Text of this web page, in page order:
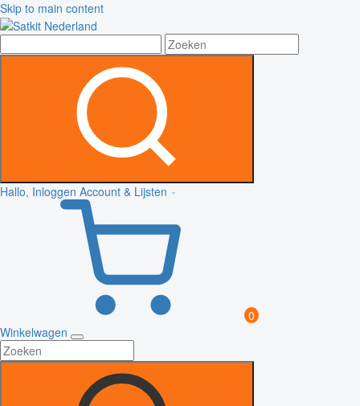
Skip to main content
Hallo, Inloggen Account & Lijsten
0
Winkelwagen